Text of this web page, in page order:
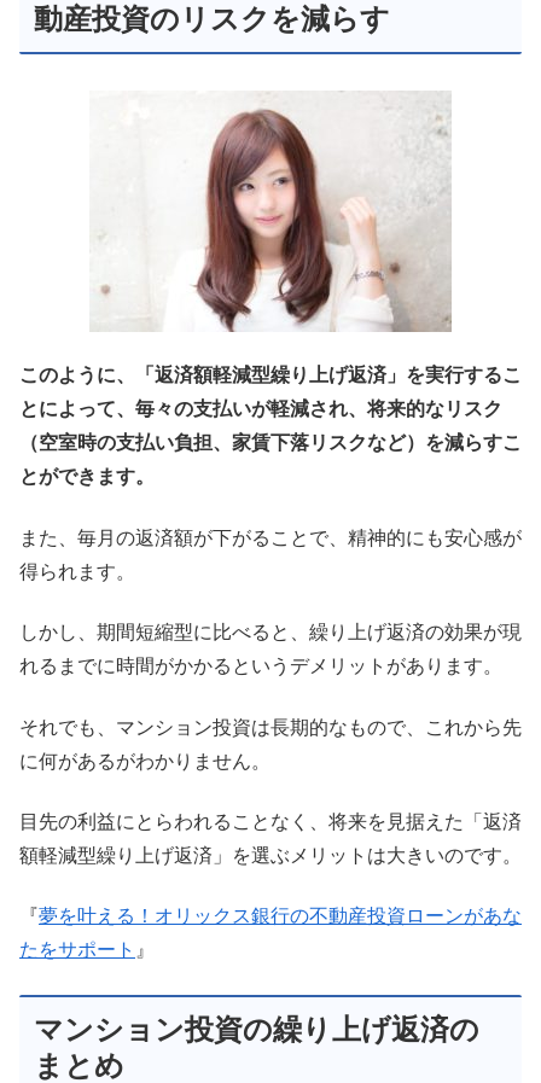
動産投資のリスクを減らす
このように、「返済額軽減型繰り上げ返済」を実行するこ
とによって、毎々の支払いが軽減され、将来的なリスク
（空室時の支払い負担、家賃下落リスクなど）を減らすこ
とができます。
また、毎月の返済額が下がることで、精神的にも安心感が
得られます。
しかし、期間短縮型に比べると、繰り上げ返済の効果が現
れるまでに時間がかかるというデメリットがあります。
それでも、マンション投資は長期的なもので、これから先
に何があるがわかりません。
目先の利益にとらわれることなく、将来を見据えた「返済
額軽減型繰り上げ返済」を選ぶメリットは大きいのです。
『夢を叶える！オリックス銀行の不動産投資ローンがあな
たをサポート 』
マンション投資の繰り上げ返済の
まとめ